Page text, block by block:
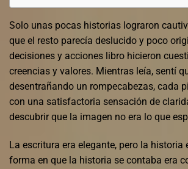
Solo unas pocas historias lograron
que el resto parecía deslucido y poco
decisiones y acciones libro hicieron
creencias y valores. Mientras leía, sentí
desentrañando un rompecabezas, cada
con una satisfactoria sensación de
descubrir que la imagen no era lo que
La escritura era elegante, pero la historia
forma en que la historia se contaba era